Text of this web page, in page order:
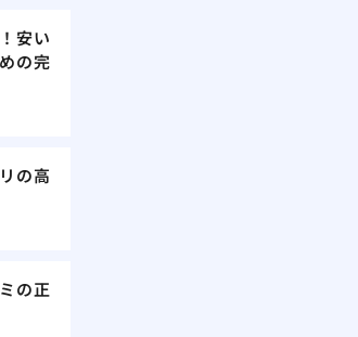
安い
の完
の高
の正